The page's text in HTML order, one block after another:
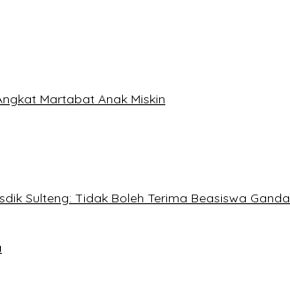
Martabat Anak Miskin
Sulteng: Tidak Boleh Terima Beasiswa Ganda